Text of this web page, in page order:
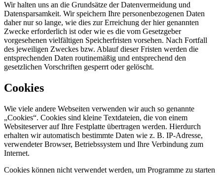
Wir halten uns an die Grundsätze der Datenvermeidung und
Datensparsamkeit. Wir speichern Ihre personenbezogenen Daten
daher nur so lange, wie dies zur Erreichung der hier genannten
Zwecke erforderlich ist oder wie es die vom Gesetzgeber
vorgesehenen vielfältigen Speicherfristen vorsehen. Nach Fortfall
des jeweiligen Zweckes bzw. Ablauf dieser Fristen werden die
entsprechenden Daten routinemäßig und entsprechend den
gesetzlichen Vorschriften gesperrt oder gelöscht.
Cookies
Wie viele andere Webseiten verwenden wir auch so genannte
„Cookies“. Cookies sind kleine Textdateien, die von einem
Websiteserver auf Ihre Festplatte übertragen werden. Hierdurch
erhalten wir automatisch bestimmte Daten wie z. B. IP-Adresse,
verwendeter Browser, Betriebssystem und Ihre Verbindung zum
Internet.
Cookies können nicht verwendet werden, um Programme zu starten